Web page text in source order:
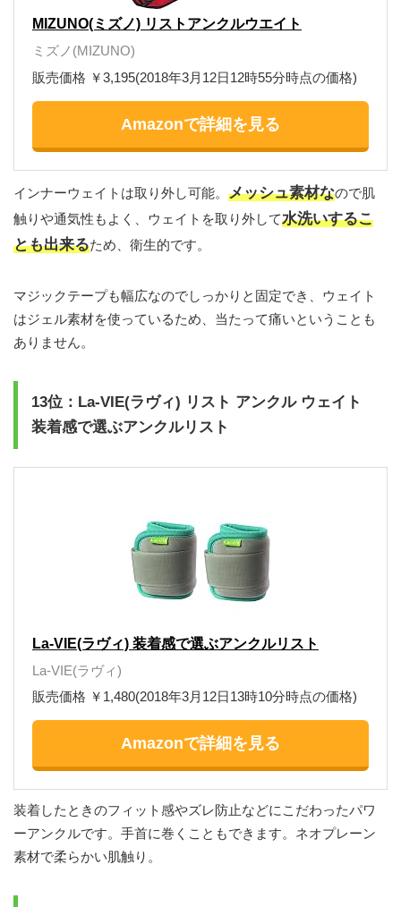
MIZUNO(ミズノ) リストアンクルウエイト
ミズノ(MIZUNO)
販売価格 ￥3,195(2018年3月12日12時55分時点の価格)
Amazonで詳細を見る
インナーウェイトは取り外し可能。 メッシュ素材なので肌
触りや通気性もよく、ウェイトを取り外して水洗いするこ
とも出来るため、衛生的です。
マジックテープも幅広なのでしっかりと固定でき、ウェイト
はジェル素材を使っているため、当たって痛いということも
ありません。
13位：La-VIE(ラヴィ) リスト アンクル ウェイト
装着感で選ぶアンクルリスト
La-VIE(ラヴィ) 装着感で選ぶアンクルリスト
La-VIE(ラヴィ)
販売価格 ￥1,480(2018年3月12日13時10分時点の価格)
Amazonで詳細を見る
装着したときのフィット感やズレ防止などにこだわったパワ
ーアンクルです。手首に巻くこともできます。ネオプレーン
素材で柔らかい肌触り。